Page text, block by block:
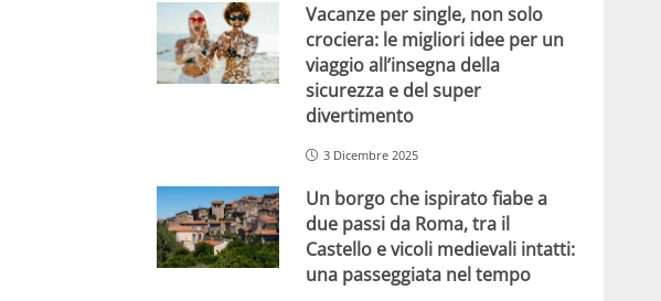
Vacanze per single, non solo
crociera: le migliori idee per un
viaggio all’insegna della
sicurezza e del super
divertimento
3 Dicembre 2025
Un borgo che ispirato fiabe a
due passi da Roma, tra il
Castello e vicoli medievali intatti:
una passeggiata nel tempo